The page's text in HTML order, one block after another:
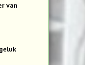
van